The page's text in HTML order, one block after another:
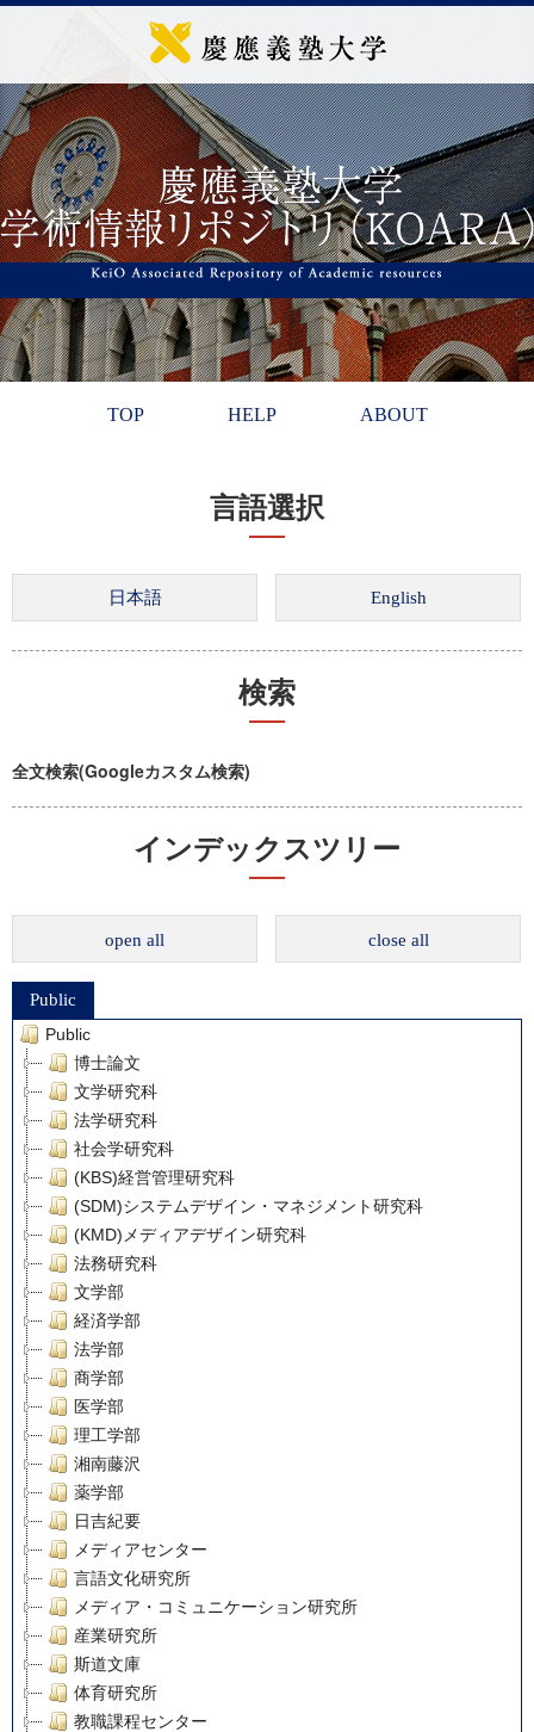
TOP HELP ABOUT
言語選択
検索
全文検索(Googleカスタム検索)
インデックスツリー
open all close all
Public
Public
博士論文
文学研究科
法学研究科
社会学研究科
(KBS)経営管理研究科
(SDM)システムデザイン・マネジメント研究科
(KMD)メディアデザイン研究科
法務研究科
文学部
経済学部
法学部
商学部
医学部
理工学部
湘南藤沢
薬学部
日吉紀要
メディアセンター
言語文化研究所
メディア・コミュニケーション研究所
産業研究所
斯道文庫
体育研究所
教職課程センター